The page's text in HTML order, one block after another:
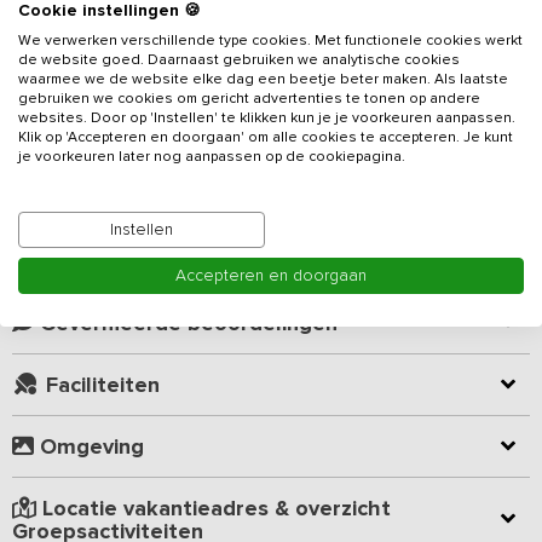
Beschrijving
Op 300 meter van de rivier de Vecht is deze groepsaccommodatie
voor 7 tot 20 personen gelegen. Ditvakantieadresmet hottub
(tegen meerprijs optioneel bij te boeken) is gelegen op een
familiecamping met vele speelvoorzieningen zoals het overdekt
verwarmd zwembad (gehele jaar geopend, ook privé te huren),
verschillende sportvelden met speeltoestellen, tafeltennistafel,
volleybalnet, visvijver en trampolines. Op loopafstand bevindt zich
een grote recreatieplas met speelvijver, zandstrand en een
eilandje welke bereikbaar is met een voetbrug. Met de hele familie
De accommodatie heeft een woongedeelte waar je heerlijk
rondom de open haard kunt zitten. Er is een smart-TV en eethoek
waar je gezamenlijk kunt eten. De volledig ingerichte keuken is
voorzien van twee vaatwassers, twee koelkasten waarvan 1 een
koelvriescombinatie, twee ovens waarvan 1 een combimagnetron
en twee inductiekookplaten met elk 4 pitten, dus 8 in totaal.
Kamer indeling
Geverifieerde beoordelingen
Faciliteiten
Omgeving
Locatie vakantieadres & overzicht
Groepsactiviteiten
Cookie instellingen 🍪
We verwerken verschillende type cookies. Met functionele cookies werkt
de website goed. Daarnaast gebruiken we analytische cookies
waarmee we de website elke dag een beetje beter maken. Als laatste
gebruiken we cookies om gericht advertenties te tonen op andere
websites. Door op 'Instellen' te klikken kun je je voorkeuren aanpassen.
Klik op 'Accepteren en doorgaan' om alle cookies te accepteren. Je kunt
je voorkeuren later nog aanpassen op de cookiepagina.
Instellen
Accepteren en doorgaan